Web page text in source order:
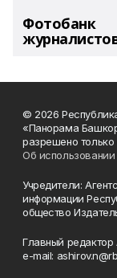
Фотобанк
© 2026
«Панорама
разрешено
Об
Учредители:
информации
общество
Главный
e-mail: